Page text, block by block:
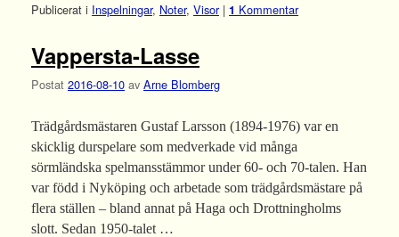
Publicerat i Inspelningar, Noter, Visor | 1 Kommentar
Vappersta-Lasse
Postat 2016-08-10 av Arne Blomberg
Trädgårdsmästaren Gustaf Larsson (1894-1976) var en
skicklig durspelare som medverkade vid många
sörmländska spelmansstämmor under 60- och 70-talen. Han
var född i Nyköping och arbetade som trädgårdsmästare på
flera ställen – bland annat på Haga och Drottningholms
slott. Sedan 1950-talet …